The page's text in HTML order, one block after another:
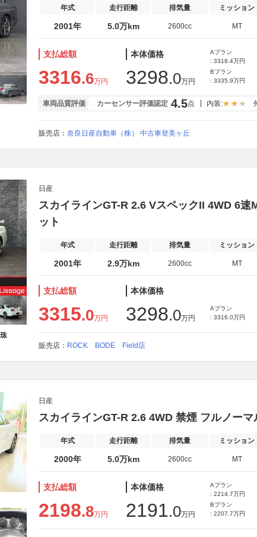
年式 走行距離 排気量 ミッション
2001年 5.0万km 2600cc MT
支払総額
3316.6万円
本体価格
3298.0万円
Aプラン
: 3318.4万円
Bプラン
: 3335.9万円
車両品質評価 カーセンサー評価認定 4.5点 内装:
販売店： 奈良日産自動車（株） 中古車登美ヶ丘
日産
スカイラインGT-R 2.6 VスペックII 4WD 6
ット
年式 走行距離 排気量 ミッション
2001年 2.9万km 2600cc MT
支払総額
3315.0万円
本体価格
3298.0万円
Aプラン
: 3316.0万円
販売店： ROCK BODE Field店
日産
スカイラインGT-R 2.6 4WD 禁煙 フルノー
年式 走行距離 排気量 ミッション
2000年 5.0万km 2600cc MT
支払総額
2198.8万円
本体価格
2191.0万円
Aプラン
: 2214.7万円
Bプラン
: 2207.7万円